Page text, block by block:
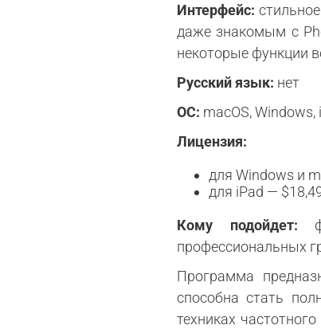
Интерфейс:
даже знакомым с
некоторые функции
Русский язык: нет
ОС: macOS, Windows,
Лицензия:
для Windows и
для iPad —
Кому подойдет:
профессиональных
Программа
способна стать
техниках